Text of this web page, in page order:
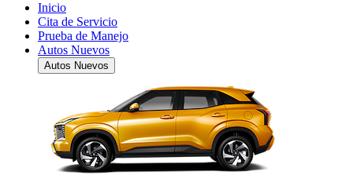
Inicio
Cita de Servicio
Prueba de Manejo
Autos Nuevos
Autos Nuevos